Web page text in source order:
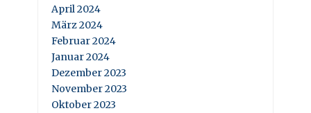
April 2024
März 2024
Februar 2024
Januar 2024
Dezember 2023
November 2023
Oktober 2023